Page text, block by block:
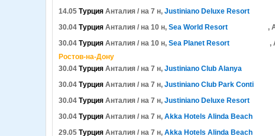
14.05 Турция Анталия / на 7 н, Justiniano Deluxe Resort
30.04 Турция Анталия / на 10 н, Sea World Resort ,
30.04 Турция Анталия / на 10 н, Sea Planet Resort ,
Ростов-на-Дону
30.04 Турция Анталия / на 7 н, Justiniano Club Alanya
30.04 Турция Анталия / на 7 н, Justiniano Club Park Conti
30.04 Турция Анталия / на 7 н, Justiniano Deluxe Resort
30.04 Турция Анталия / на 7 н, Akka Hotels Alinda Beach
29.05 Турция Анталия / на 7 н, Akka Hotels Alinda Beach